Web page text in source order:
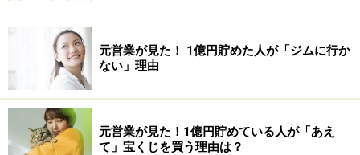
元営業が見た！ 1億円貯めた人が「ジムに行か
ない」理由
元営業が見た！1億円貯めている人が「あえ
て」宝くじを買う理由は？